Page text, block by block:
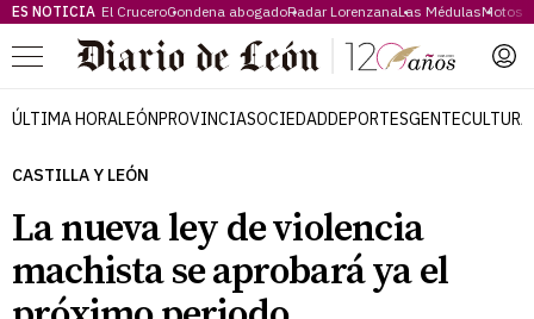
ES NOTICIA El CruceroCondena abogadoRadar LorenzanaLas MédulasMotos
Menú
ÚLTIMA HORALEÓNPROVINCIASOCIEDADDEPORTESGENTECULTURA
CASTILLA Y LEÓN
La nueva ley de violencia
machista se aprobará ya el